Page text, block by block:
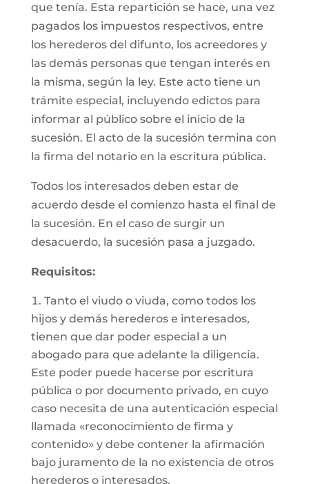
que tenía. Esta repartición se hace, una vez
pagados los impuestos respectivos, entre
los herederos del difunto, los acreedores y
las demás personas que tengan interés en
la misma, según la ley. Este acto tiene un
trámite especial, incluyendo edictos para
informar al público sobre el inicio de la
sucesión. El acto de la sucesión termina con
la firma del notario en la escritura pública.
Todos los interesados deben estar de
acuerdo desde el comienzo hasta el final de
la sucesión. En el caso de surgir un
desacuerdo, la sucesión pasa a juzgado.
Requisitos:
Tanto el viudo o viuda, como todos los
hijos y demás herederos e interesados,
tienen que dar poder especial a un
abogado para que adelante la diligencia.
Este poder puede hacerse por escritura
pública o por documento privado, en cuyo
caso necesita de una autenticación especial
llamada «reconocimiento de firma y
contenido» y debe contener la afirmación
bajo juramento de la no existencia de otros
herederos o interesados.